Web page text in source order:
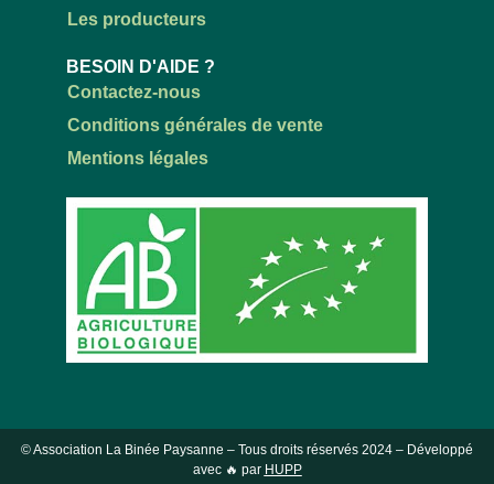
Les producteurs
BESOIN D'AIDE ?
Contactez-nous
Conditions générales de vente
Mentions légales
© Association La Binée Paysanne – Tous droits réservés 2024 – Développé
avec 🔥 par HUPP